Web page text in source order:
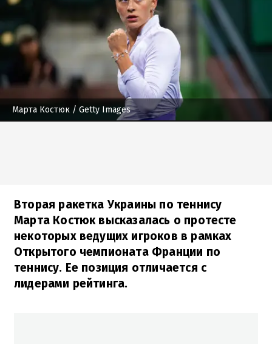
Марта Костюк / Getty Images
Вторая ракетка Украины по теннису
Марта Костюк высказалась о протесте
некоторых ведущих игроков в рамках
Открытого чемпионата Франции по
теннису. Ее позиция отличается с
лидерами рейтинга.